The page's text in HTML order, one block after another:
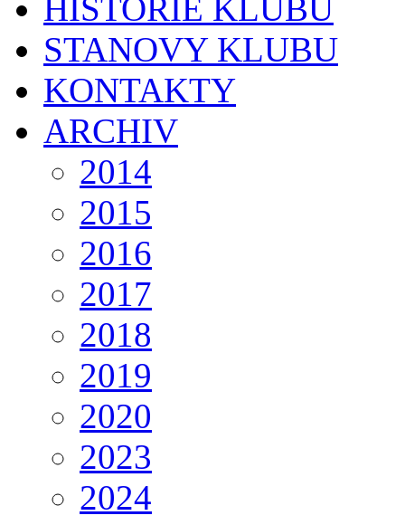
HISTORIE KLUBU
STANOVY KLUBU
KONTAKTY
ARCHIV
2014
2015
2016
2017
2018
2019
2020
2023
2024